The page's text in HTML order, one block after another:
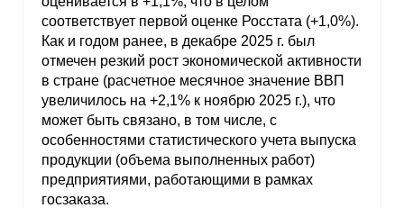
соответствует первой оценке Росстата (+1,0%).
Как и годом ранее, в декабре 2025 г. был
отмечен резкий рост экономической активности
в стране (расчетное месячное значение ВВП
увеличилось на +2,1% к ноябрю 2025 г.), что
может быть связано, в том числе, с
особенностями статистического учета выпуска
продукции (объема выполненных работ)
предприятиями, работающими в рамках
госзаказа.